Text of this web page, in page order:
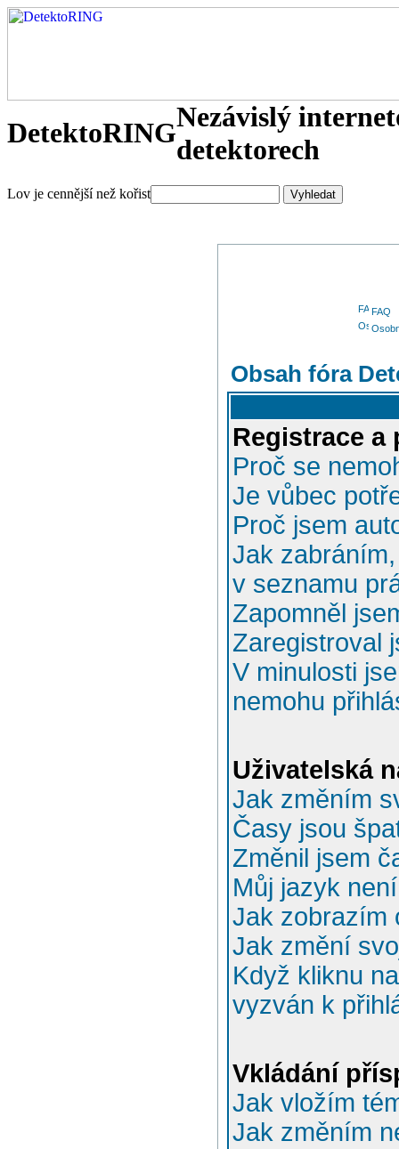
DetektoRINGNezávislý
detektorech
Lov je cennější než kořist
FAQ
Obsah fóra
Registrace a
Proč se
Je vůbec
Proč jsem
Jak
v seznamu
Zapomněl
Zaregistroval
V minulosti
nemohu
Uživatelská
Jak změním
Časy jsou
Změnil jsem
Můj jazyk
Jak zobrazím
Jak změní
Když kliknu
vyzván k
Vkládání
Jak vložím
Jak změním